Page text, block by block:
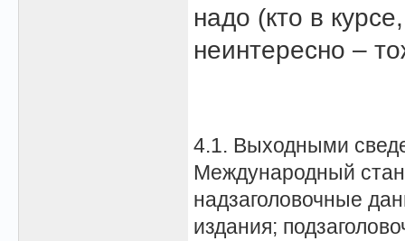
надо (кто в
неинтересно –
4.1. Выходными
Международный
надзаголовочные
издания;